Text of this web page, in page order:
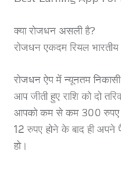
क्या रोजधन असली है?
रोजधन एकदम रियल
रोजधन ऐप में न्यूनतम निकासी
आप जीती हुए राशि को दो
आपको कम से कम 300 रुपए
12 रुपए होने के बाद ही
हो।